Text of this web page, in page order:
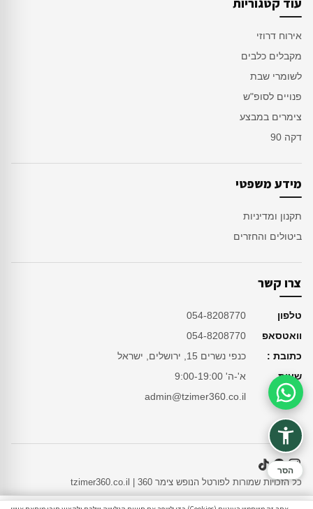
עוד קטגוריות
אירוח דרוזי
מקבלים כלבים
לשומרי שבת
פנויים לסופ"ש
צימרים במבצע
דקה 90
מידע משפטי
תקנון ומדיניות
ביטולים והחזרים
צרו קשר
טלפון
054-8208770
וואטסאפ
054-8208770
כתובת :
כנפי נשרים 15, ירושלים, ישראל
שעות
א'-ה' 9:00-19:00
מייל
admin@tzimer360.co.il
כל הזכויות שמורות לפורטל הנופש צימר 360 | tzimer360.co.il
סיוע בהזמנה
הסר